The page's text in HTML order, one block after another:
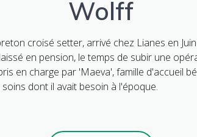
Wolff
croisé setter, arrivé chez Lianes en
en pension, le temps de subir une
en charge par 'Maeva', famille d'accueil
dont il avait besoin à l'époque.